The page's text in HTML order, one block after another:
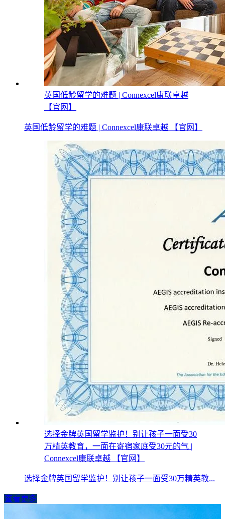
英国低龄留学的难题 | Connexcel康联卓越
【官网】
英国低龄留学的难题 | Connexcel康联卓越 【官网】
选择金牌英国留学监护！别让孩子一面受30
万精英教育，一面在寄宿家庭受30元的气 |
Connexcel康联卓越 【官网】
选择金牌英国留学监护！别让孩子一面受30万精英教...
查看更多